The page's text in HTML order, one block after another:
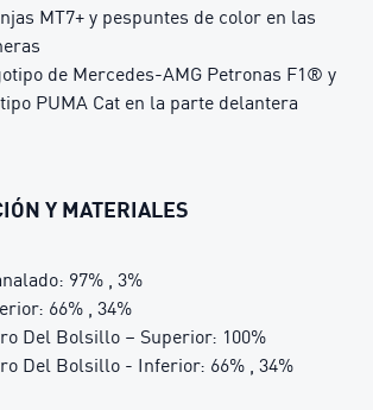
MT7+ y pespuntes de color en las
de Mercedes-AMG Petronas F1® y
PUMA Cat en la parte delantera
Y MATERIALES
97% , 3%
66% , 34%
Del Bolsillo – Superior: 100%
Del Bolsillo - Inferior: 66% , 34%